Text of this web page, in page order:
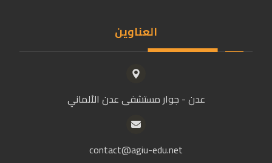
العناوين
عدن - جوار مستشفى عدن الألماني
contact@agiu-edu.net